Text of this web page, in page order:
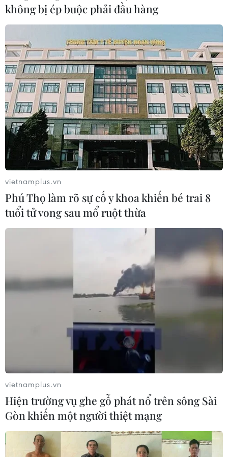
hoạt động hỗ trợ doanh nghiệp về thị trường,
nhập khẩu, tháo gỡ khó khăn về đầu vào, hỗ trợ
về mặt thông tin và đẩy mạnh tổ chức các hoạt
động xúc tiến thương mại trực tuyến nhằm thúc
đẩy xuất khẩu hàng hóa./.
(TTXVN/ Vietnam+)
#dịch COVID-19
#xuất nhập khẩu của Việt Nam
#kim ngạch xuất khẩu hàng hóa
#công nghiệp chế biến
Theo dõi VietnamPlus
TIN LIÊN QUAN
không bị ép buộc phải đầu hàng
vietnamplus.vn
Phú Thọ làm rõ sự cố y khoa khiến bé trai 8
tuổi tử vong sau mổ ruột thừa
vietnamplus.vn
Hiện trường vụ ghe gỗ phát nổ trên sông Sài
Gòn khiến một người thiệt mạng